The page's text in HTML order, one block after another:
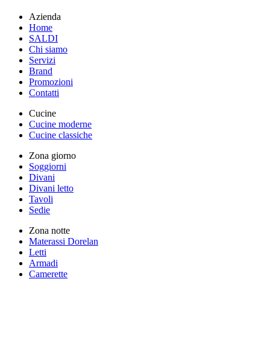
Azienda
Home
SALDI
Chi siamo
Servizi
Brand
Promozioni
Contatti
Cucine
Cucine moderne
Cucine classiche
Zona giorno
Soggiorni
Divani
Divani letto
Tavoli
Sedie
Zona notte
Materassi Dorelan
Letti
Armadi
Camerette